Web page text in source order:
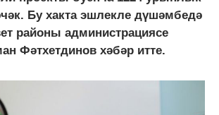
Бу хакта эшлекле дүшәмбедә
районы администрациясе
Фәтхетдинов хәбәр итте.